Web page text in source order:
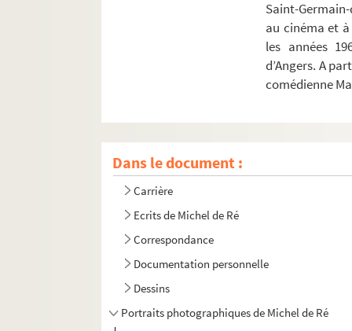
Saint-
au cinéma et
les années
d’Angers. A
comédienne
Dans le document :
Carrière
Ecrits de Michel de Ré
Correspondance
Documentation personnelle
Dessins
Portraits photographiques de Michel de Ré